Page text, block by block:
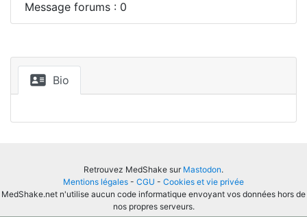
Message forums : 0
Bio
Retrouvez MedShake sur Mastodon.
Mentions légales - CGU - Cookies et vie privée
MedShake.net n'utilise aucun code informatique envoyant vos données hors de
nos propres serveurs.